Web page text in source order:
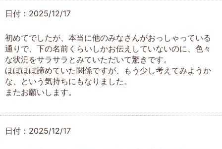
日付：2025/12/17
初めてでしたが、本当に他のみなさんがおっしゃっている
通りで、下の名前くらいしかお伝えしていないのに、色々
な状況をサラサラとみていただいて驚きです。
ほぼほぼ諦めていた関係ですが、もう少し考えてみようか
な、という気持ちにもなりました。
またお願いします。
日付：2025/12/17